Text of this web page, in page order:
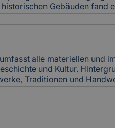
Gebäuden fand
oder Dachdeckung
und zeugen
Korrodierte
Restaurierungen werden
alle materiellen und
und Kultur.
Traditionen und
werden. Der